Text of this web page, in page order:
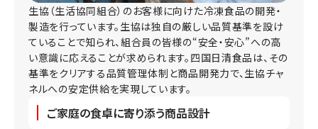
生協（生活協同組合）のお客様に向けた冷凍食品の開発・
製造を行っています。生協は独自の厳しい品質基準を設け
ていることで知られ、組合員の皆様の“安全・安心”への高
い意識に応えることが求められます。四国日清食品は、その
基準をクリアする品質管理体制と商品開発力で、生協チャ
ネルへの安定供給を実現しています。
ご家庭の食卓に寄り添う商品設計